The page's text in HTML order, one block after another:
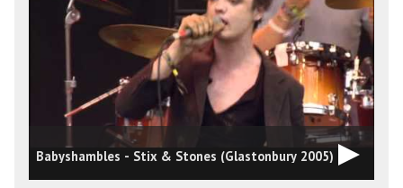
Babyshambles - Stix & Stones (Glastonbury 2005)